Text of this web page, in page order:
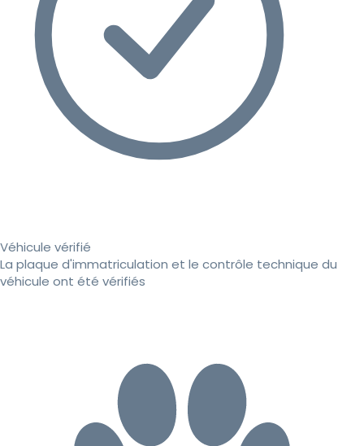
Véhicule vérifié
La plaque d'immatriculation et le contrôle technique du
véhicule ont été vérifiés